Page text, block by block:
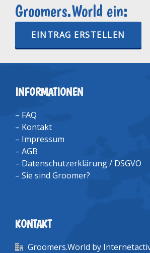
Groomers.World ein:
EINTRAG ERSTELLEN
INFORMATIONEN
– FAQ
– Kontakt
– Impressum
– AGB
– Datenschutzerklärung / DSGVO
– Sie sind Groomer?
KONTAKT
Groomers.World by